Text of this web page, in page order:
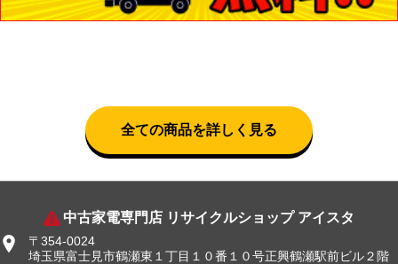
全ての商品を詳しく見る
中古家電専門店 リサイクルショップ アイスタ
〒354-0024
埼玉県富士見市鶴瀬東１丁目１０番１０号正興鶴瀬駅前ビル２階